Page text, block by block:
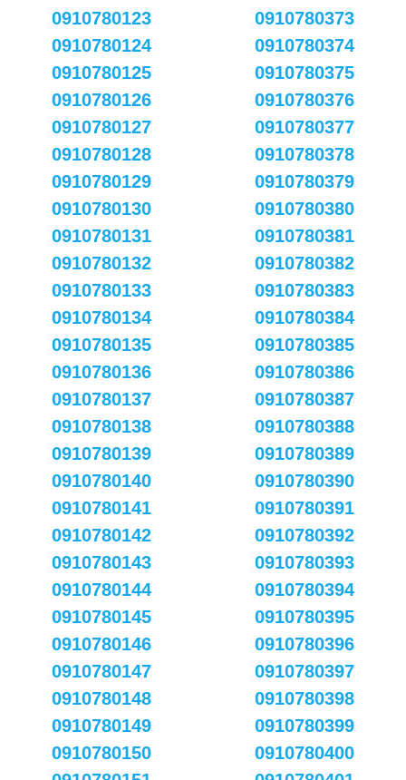
0910780123
0910780124
0910780125
0910780126
0910780127
0910780128
0910780129
0910780130
0910780131
0910780132
0910780133
0910780134
0910780135
0910780136
0910780137
0910780138
0910780139
0910780140
0910780141
0910780142
0910780143
0910780144
0910780145
0910780146
0910780147
0910780148
0910780149
0910780150
0910780373
0910780374
0910780375
0910780376
0910780377
0910780378
0910780379
0910780380
0910780381
0910780382
0910780383
0910780384
0910780385
0910780386
0910780387
0910780388
0910780389
0910780390
0910780391
0910780392
0910780393
0910780394
0910780395
0910780396
0910780397
0910780398
0910780399
0910780400